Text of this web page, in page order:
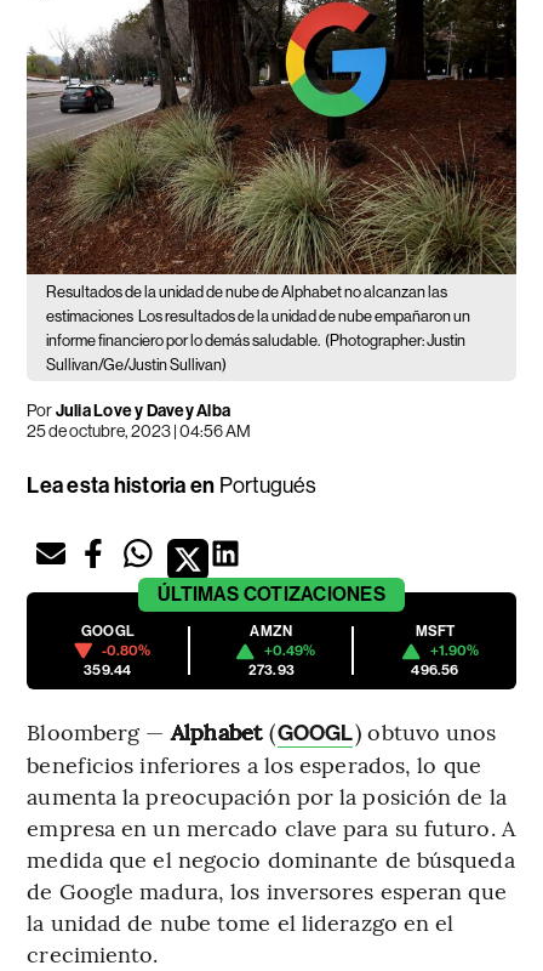
Resultados de la unidad de nube de Alphabet no alcanzan las
estimaciones Los resultados de la unidad de nube empañaron un
informe financiero por lo demás saludable. (Photographer: Justin
Sullivan/Ge/Justin Sullivan)
PorJulia Love y Davey Alba
25 de octubre, 2023 | 04:56 AM
Lea esta historia en Portugués
ÚLTIMAS COTIZACIONES
GOOGL
-0.80%
359.44
AMZN
+0.49%
273.93
MSFT
+1.90%
496.56
Bloomberg —Alphabet(GOOGL) obtuvo unos
beneficios inferiores a los esperados, lo que
aumenta la preocupación por la posición de la
empresa en un mercado clave para su futuro. A
medida que el negocio dominante de búsqueda
de Google madura, los inversores esperan que
la unidad de nube tome el liderazgo en el
crecimiento.